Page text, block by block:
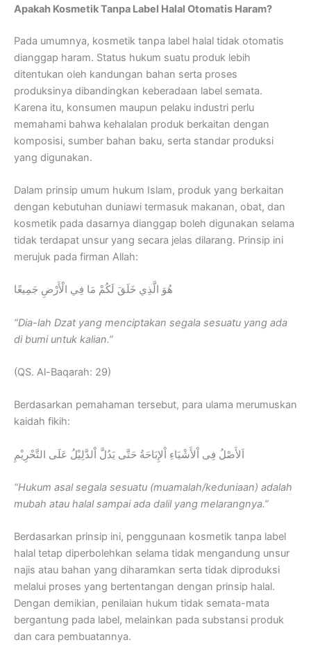
Apakah Kosmetik Tanpa Label Halal Otomatis Haram?
Pada umumnya, kosmetik tanpa label halal tidak otomatis
dianggap haram. Status hukum suatu produk lebih
ditentukan oleh kandungan bahan serta proses
produksinya dibandingkan keberadaan label semata.
Karena itu, konsumen maupun pelaku industri perlu
memahami bahwa kehalalan produk berkaitan dengan
komposisi, sumber bahan baku, serta standar produksi
yang digunakan.
Dalam prinsip umum hukum Islam, produk yang berkaitan
dengan kebutuhan duniawi termasuk makanan, obat, dan
kosmetik pada dasarnya dianggap boleh digunakan selama
tidak terdapat unsur yang secara jelas dilarang. Prinsip ini
merujuk pada firman Allah:
هُوَ الَّذِي خَلَقَ لَكُمْ مَا فِي الْأَرْضِ جَمِيعًا
“Dia-lah Dzat yang menciptakan segala sesuatu yang ada
di bumi untuk kalian.”
(QS. Al-Baqarah: 29)
Berdasarkan pemahaman tersebut, para ulama merumuskan
kaidah fikih:
اَلأَصْلُ فِى اْلأَشْيَاءِ اْلإِبَاحَةُ حَتَّى يَدُلَّ اْلدَّلِيْلُ عَلَى التَّحْرِيْمِ
“Hukum asal segala sesuatu (muamalah/keduniaan) adalah
mubah atau halal sampai ada dalil yang melarangnya.”
Berdasarkan prinsip ini, penggunaan kosmetik tanpa label
halal tetap diperbolehkan selama tidak mengandung unsur
najis atau bahan yang diharamkan serta tidak diproduksi
melalui proses yang bertentangan dengan prinsip halal.
Dengan demikian, penilaian hukum tidak semata-mata
bergantung pada label, melainkan pada substansi produk
dan cara pembuatannya.